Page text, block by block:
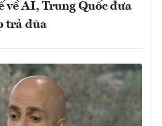
về AI, Trung Quốc đưa
trả đũa